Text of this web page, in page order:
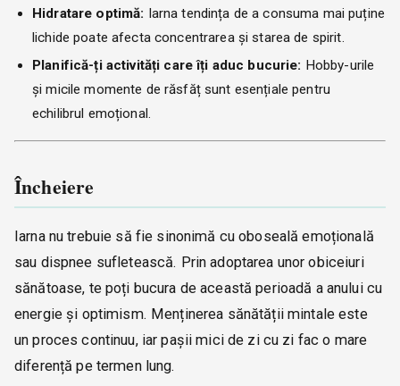
Hidratare optimă: Iarna tendința de a consuma mai puține
lichide poate afecta concentrarea și starea de spirit.
Planifică-ți activități care îți aduc bucurie: Hobby-urile
și micile momente de răsfăț sunt esențiale pentru
echilibrul emoțional.
Încheiere
Iarna nu trebuie să fie sinonimă cu oboseală emoțională
sau dispnee sufletească. Prin adoptarea unor obiceiuri
sănătoase, te poți bucura de această perioadă a anului cu
energie și optimism. Menținerea sănătății mintale este
un proces continuu, iar pașii mici de zi cu zi fac o mare
diferență pe termen lung.